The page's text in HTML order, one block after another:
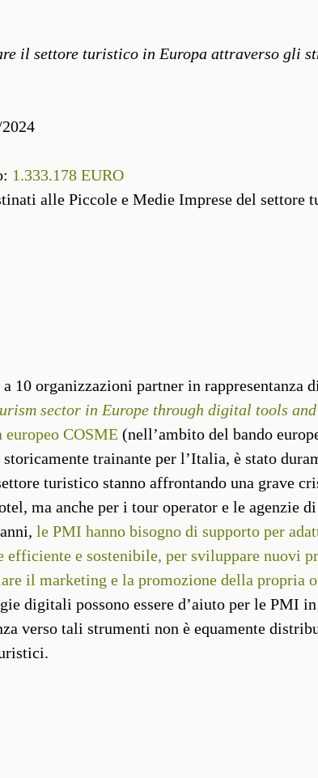
il settore turistico in Europa attraverso gli
1.333.178 EURO
alle Piccole e Medie Imprese del settore
10 organizzazioni partner in rappresentanza
sector in Europe through digital tools
europeo COSME (nell’ambito del bando
trainante per l’Italia, è stato
turistico stanno affrontando una grave
ma anche per i tour operator e le agenzie
le PMI hanno bisogno di supporto per
efficiente e sostenibile, per sviluppare nuovi
il marketing e la promozione della propria
digitali possono essere d’aiuto per le PMI
verso tali strumenti non è equamente